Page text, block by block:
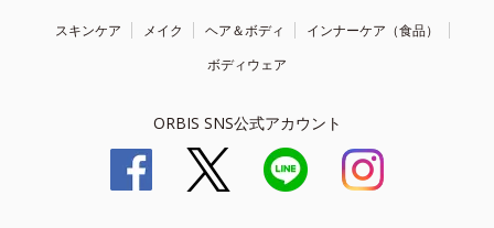
スキンケア メイク ヘア＆ボディ
インナーケア（食品）
ボディウェア
ORBIS SNS公式アカウント